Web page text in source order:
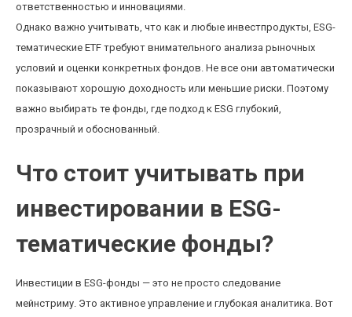
ответственностью и инновациями.
Однако важно учитывать, что как и любые инвестпродукты, ESG-
тематические ETF требуют внимательного анализа рыночных
условий и оценки конкретных фондов. Не все они автоматически
показывают хорошую доходность или меньшие риски. Поэтому
важно выбирать те фонды, где подход к ESG глубокий,
прозрачный и обоснованный.
Что стоит учитывать при
инвестировании в ESG-
тематические фонды?
Инвестиции в ESG-фонды — это не просто следование
мейнстриму. Это активное управление и глубокая аналитика. Вот